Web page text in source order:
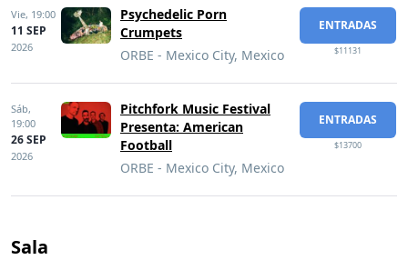
Vie, 19:00
11 SEP
2026
Psychedelic Porn
Crumpets
ORBE - Mexico City, Mexico
ENTRADAS
$11131
Sáb,
19:00
26 SEP
2026
Pitchfork Music Festival
Presenta: American
Football
ORBE - Mexico City, Mexico
ENTRADAS
$13700
Sala